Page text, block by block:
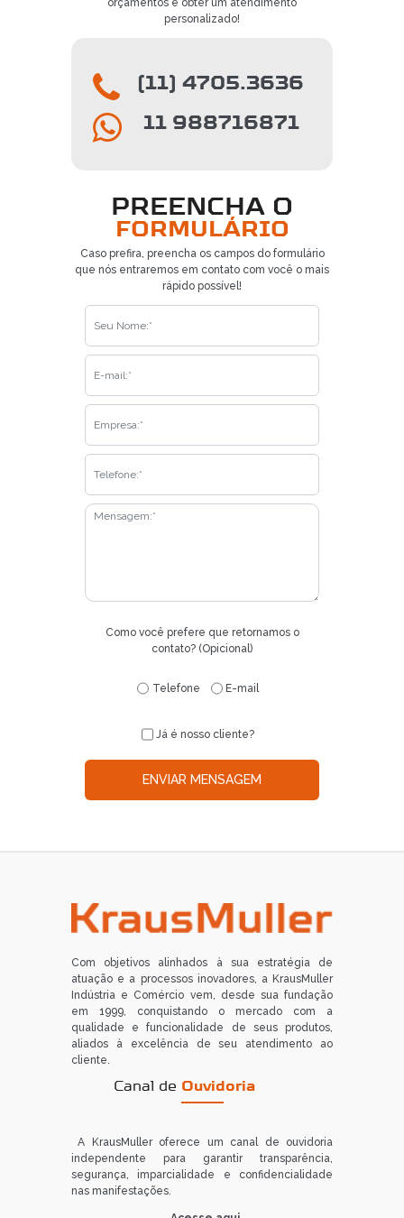
personalizado!
(11) 4705.3636
11 988716871
PREENCHA O
FORMULÁRIO
Caso prefira, preencha os campos do formulário
que nós entraremos em contato com você o mais
rápido possível!
Como você prefere que retornamos o
contato? (Opicional)
Telefone E-mail
Já é nosso cliente?
ENVIAR MENSAGEM
Com objetivos alinhados à sua estratégia de
atuação e a processos inovadores, a KrausMuller
Indústria e Comércio vem, desde sua fundação
em 1999, conquistando o mercado com a
qualidade e funcionalidade de seus produtos,
aliados à excelência de seu atendimento ao
cliente.
Canal de Ouvidoria
A KrausMuller oferece um canal de ouvidoria
independente para garantir transparência,
segurança, imparcialidade e confidencialidade
nas manifestações.